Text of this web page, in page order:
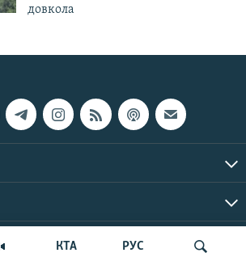
КТА РУС
довкола
© Крим.Реалії, 2026 | Усі права застережено.